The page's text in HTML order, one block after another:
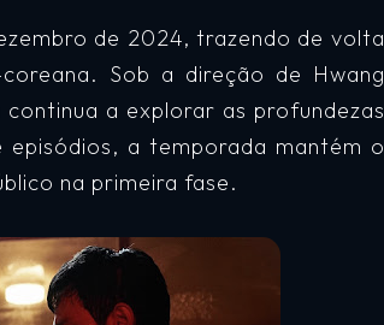
de 2024, trazendo de volta
Sob a direção de Hwang
a explorar as profundezas
a temporada mantém o
na primeira fase.